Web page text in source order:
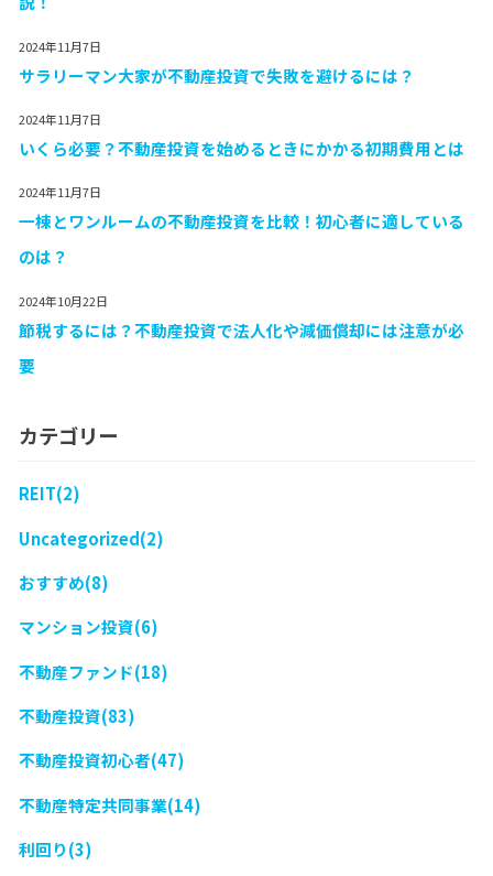
2024年11月7日
サラリーマン大家が不動産投資で失敗を避けるには？
2024年11月7日
いくら必要？不動産投資を始めるときにかかる初期費用とは
2024年11月7日
一棟とワンルームの不動産投資を比較！初心者に適している
のは？
2024年10月22日
節税するには？不動産投資で法人化や減価償却には注意が必
要
カテゴリー
REIT(2)
Uncategorized(2)
おすすめ(8)
マンション投資(6)
不動産ファンド(18)
不動産投資(83)
不動産投資初心者(47)
不動産特定共同事業(14)
利回り(3)